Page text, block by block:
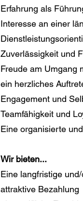
Erfahrung als
Interesse an einer
Zuverlässigkeit und
Freude am Umgang
ein herzliches
Engagement und
Teamfähigkeit und
Eine organisierte
Wir bieten...
Eine langfristige
attraktive Bezahlung